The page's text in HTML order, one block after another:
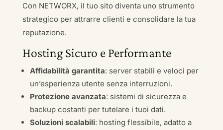
Con NETWORX, il tuo sito diventa uno strumento
strategico per attrarre clienti e consolidare la tua
reputazione.
Hosting Sicuro e Performante
Affidabilità garantita: server stabili e veloci per
un’esperienza utente senza interruzioni.
Protezione avanzata: sistemi di sicurezza e
backup costanti per tutelare i tuoi dati.
Soluzioni scalabili: hosting flessibile, adatto a